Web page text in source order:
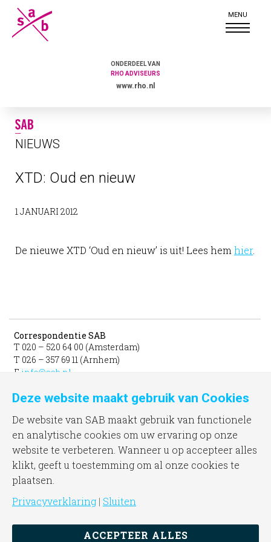
ONDERDEEL VAN
RHO ADVISEURS
www.rho.nl
NIEUWS
XTD: Oud en nieuw
1 JANUARI 2012
De nieuwe XTD ‘Oud en nieuw’ is uit! Lees hem hier.
Correspondentie SAB
T 020 – 520 64 00 (Amsterdam)
T 026 – 357 69 11 (Arnhem)
E info@sab.nl
Bezoekadres Amsterdam
gevestigd in het INIT
unit 331b
Jacob Bontiusplaats 9
1018 LL Amsterdam
Bezoekadres Arnhem
Frombergdwarsstraat 54
6814 DZ Arnhem
Deze website maakt gebruik van Cookies
De website van SAB maakt gebruik van functionele
en analytische cookies om uw ervaring op onze
website te verbeteren. Wanneer u op accepteer alles
klikt, geeft u toestemming om al onze cookies te
plaatsen.
Privacyverklaring | Sluiten
ACCEPTEER ALLES